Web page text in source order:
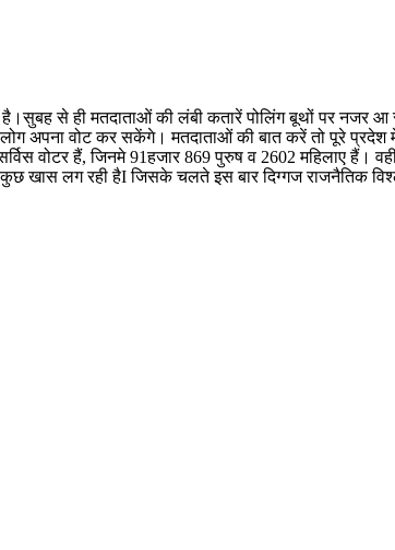
है।सुबह से ही मतदाताओं की लंबी कतारें पोलिंग बूथों पर नजर
अपना वोट कर सकेंगे। मतदाताओं की बात करें तो पूरे
वोटर हैं, जिनमे 91हजार 869 पुरुष व 2602 महिलाए हैं।
कुछ खास लग रही हैI जिसके चलते इस बार दिग्गज राजनैतिक